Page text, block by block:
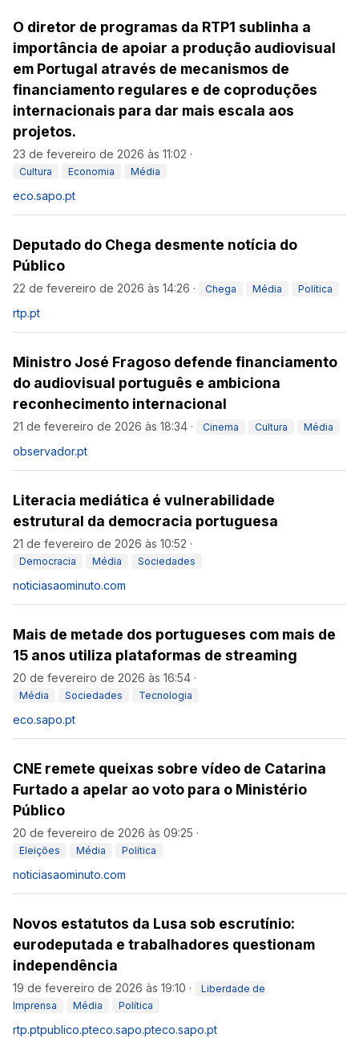
O diretor de programas da RTP1 sublinha a
importância de apoiar a produção audiovisual
em Portugal através de mecanismos de
financiamento regulares e de coproduções
internacionais para dar mais escala aos
projetos.
23 de fevereiro de 2026 às 11:02 ·
Cultura Economia Média
eco.sapo.pt
Deputado do Chega desmente notícia do
Público
22 de fevereiro de 2026 às 14:26 · Chega Média Política
rtp.pt
Ministro José Fragoso defende financiamento
do audiovisual português e ambiciona
reconhecimento internacional
21 de fevereiro de 2026 às 18:34 · Cinema Cultura Média
observador.pt
Literacia mediática é vulnerabilidade
estrutural da democracia portuguesa
21 de fevereiro de 2026 às 10:52 ·
Democracia Média Sociedades
noticiasaominuto.com
Mais de metade dos portugueses com mais de
15 anos utiliza plataformas de streaming
20 de fevereiro de 2026 às 16:54 ·
Média Sociedades Tecnologia
eco.sapo.pt
CNE remete queixas sobre vídeo de Catarina
Furtado a apelar ao voto para o Ministério
Público
20 de fevereiro de 2026 às 09:25 ·
Eleições Média Política
noticiasaominuto.com
Novos estatutos da Lusa sob escrutínio:
eurodeputada e trabalhadores questionam
independência
19 de fevereiro de 2026 às 19:10 ·
Liberdade de
Imprensa
Média Política
rtp.ptpublico.pteco.sapo.pteco.sapo.pt